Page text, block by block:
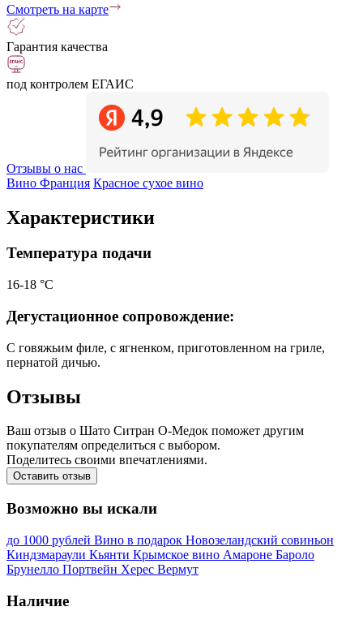
Смотреть на карте
Гарантия качества
под контролем ЕГАИС
Отзывы о нас
Вино Франция Красное сухое вино
Характеристики
Температура подачи
16-18 °С
Дегустационное сопровождение:
С говяжьим филе, с ягненком, приготовленном на гриле,
пернатой дичью.
Отзывы
Ваш отзыв о Шато Ситран О-Медок поможет другим
покупателям определиться с выбором.
Поделитесь своими впечатлениями.
Оставить отзыв
Возможно вы искали
до 1000 рублей Вино в подарок Новозеландский совиньон
Киндзмараули Кьянти Крымское вино Амароне Бароло
Брунелло Портвейн Херес Вермут
Наличие